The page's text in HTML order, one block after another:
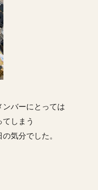
バーにとっては
しまう
気分でした。